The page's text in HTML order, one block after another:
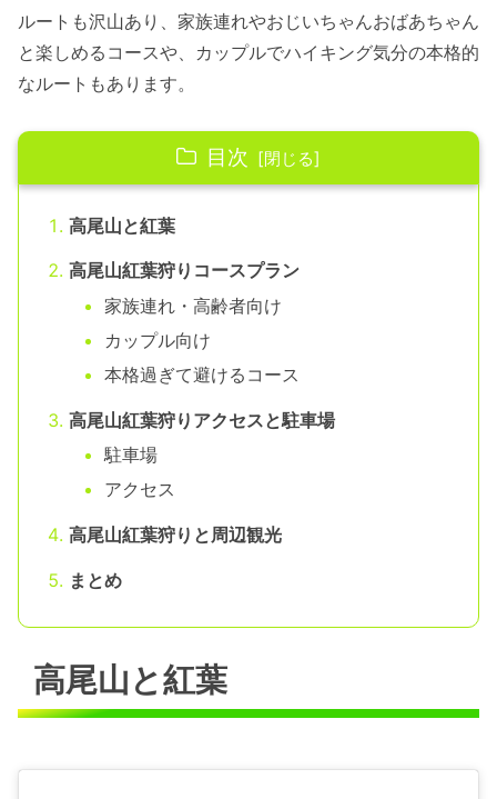
ルートも沢山あり、家族連れやおじいちゃんおばあちゃん
と楽しめるコースや、カップルでハイキング気分の本格的
なルートもあります。
目次
高尾山と紅葉
高尾山紅葉狩りコースプラン
家族連れ・高齢者向け
カップル向け
本格過ぎて避けるコース
高尾山紅葉狩りアクセスと駐車場
駐車場
アクセス
高尾山紅葉狩りと周辺観光
まとめ
高尾山と紅葉